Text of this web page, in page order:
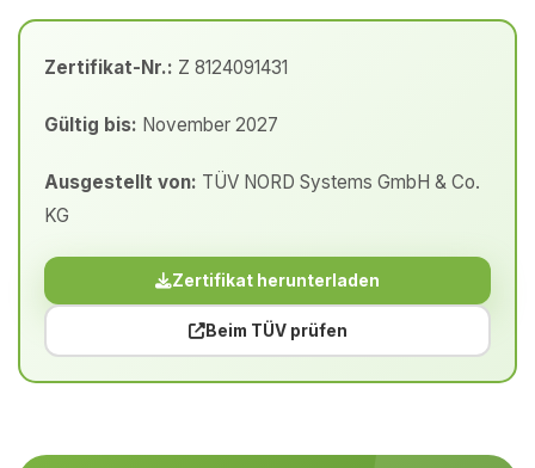
Zertifikat-Nr.: Z 8124091431
Gültig bis: November 2027
Ausgestellt von: TÜV NORD Systems GmbH & Co.
KG
Zertifikat herunterladen
Beim TÜV prüfen